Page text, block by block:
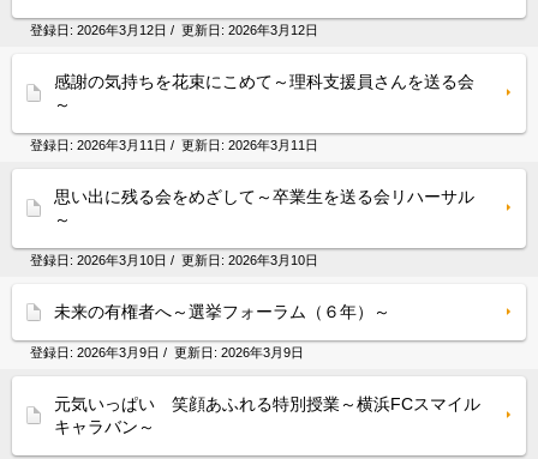
登録日: 2026年3月12日 / 更新日: 2026年3月12日
感謝の気持ちを花束にこめて～理科支援員さんを送る会
～
登録日: 2026年3月11日 / 更新日: 2026年3月11日
思い出に残る会をめざして～卒業生を送る会リハーサル
～
登録日: 2026年3月10日 / 更新日: 2026年3月10日
未来の有権者へ～選挙フォーラム（６年）～
登録日: 2026年3月9日 / 更新日: 2026年3月9日
元気いっぱい 笑顔あふれる特別授業～横浜FCスマイル
キャラバン～